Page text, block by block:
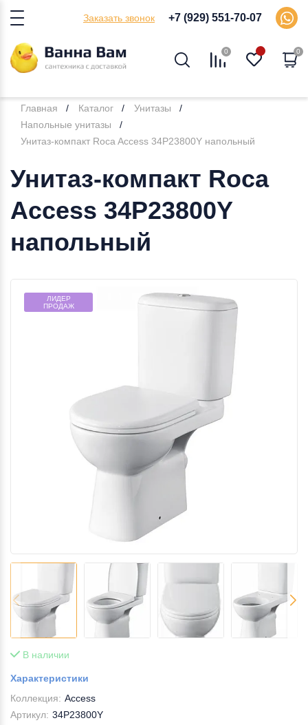
Заказать звонок +7 (929) 551-70-07
0 0
Главная Каталог
Унитазы
Напольные унитазы
Унитаз-компакт Roca Access 34P23800Y напольный
Унитаз-компакт Roca
Access 34P23800Y
напольный
ЛИДЕР
ПРОДАЖ
В наличии
Характеристики
Коллекция: Access
Артикул: 34P23800Y